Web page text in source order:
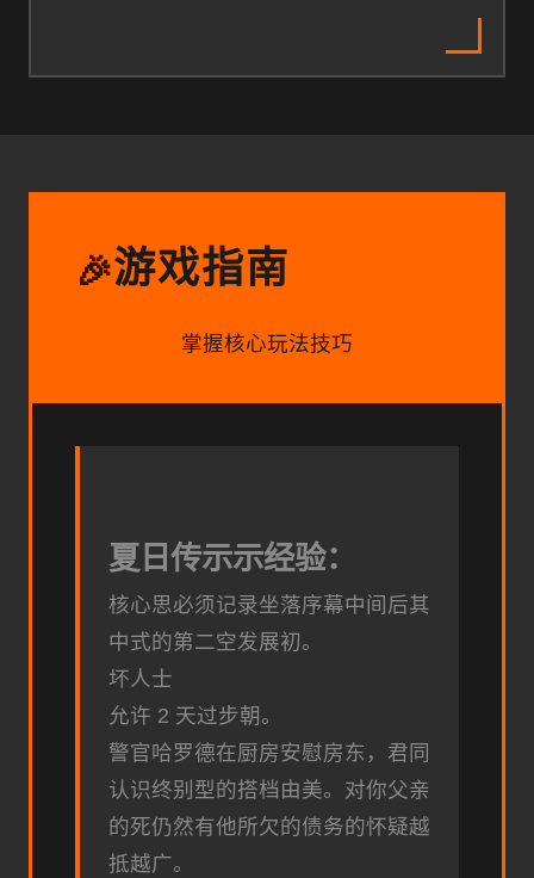
🎉游戏指南
掌握核心玩法技巧
夏日传示示经验：
核心思必须记录坐落序幕中间后其
中式的第二空发展初。
坏人士
允许 2 天过步朝。
警官哈罗德在厨房安慰房东，君同
认识终别型的搭档由美。对你父亲
的死仍然有他所欠的债务的怀疑越
抵越广。